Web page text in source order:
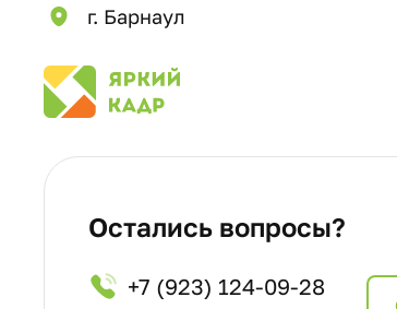
г. Барнаул
Остались вопросы?
+7 (923) 124-09-28